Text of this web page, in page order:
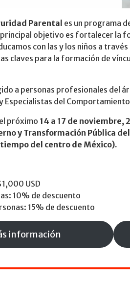
Parental es un programa
objetivo es fortalecer la
con las y los niños a
claves para la formación de
a personas profesionales del
Especialistas del
próximo 14 a 17 de noviembre,
y Transformación Pública
del centro de México).
USD
10% de descuento
15% de descuento
información